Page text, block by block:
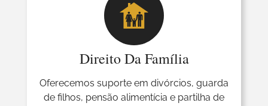
Direito Da Família
Oferecemos suporte em divórcios, guarda
de filhos, pensão alimentícia e partilha de